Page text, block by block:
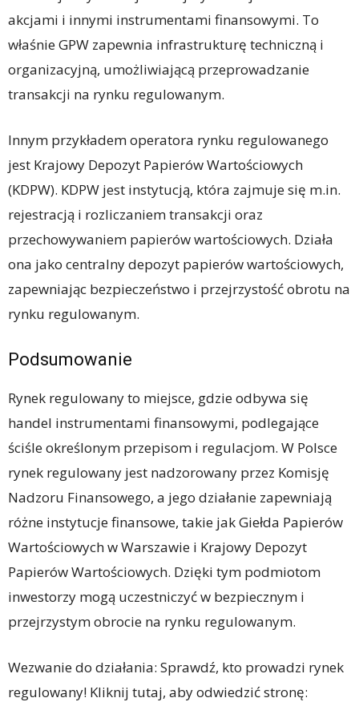
akcjami i innymi instrumentami finansowymi. To
właśnie GPW zapewnia infrastrukturę techniczną i
organizacyjną, umożliwiającą przeprowadzanie
transakcji na rynku regulowanym.
Innym przykładem operatora rynku regulowanego
jest Krajowy Depozyt Papierów Wartościowych
(KDPW). KDPW jest instytucją, która zajmuje się m.in.
rejestracją i rozliczaniem transakcji oraz
przechowywaniem papierów wartościowych. Działa
ona jako centralny depozyt papierów wartościowych,
zapewniając bezpieczeństwo i przejrzystość obrotu na
rynku regulowanym.
Podsumowanie
Rynek regulowany to miejsce, gdzie odbywa się
handel instrumentami finansowymi, podlegające
ściśle określonym przepisom i regulacjom. W Polsce
rynek regulowany jest nadzorowany przez Komisję
Nadzoru Finansowego, a jego działanie zapewniają
różne instytucje finansowe, takie jak Giełda Papierów
Wartościowych w Warszawie i Krajowy Depozyt
Papierów Wartościowych. Dzięki tym podmiotom
inwestorzy mogą uczestniczyć w bezpiecznym i
przejrzystym obrocie na rynku regulowanym.
Wezwanie do działania: Sprawdź, kto prowadzi rynek
regulowany! Kliknij tutaj, aby odwiedzić stronę: